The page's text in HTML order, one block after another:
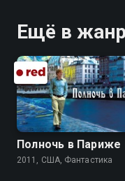
Ещё в
Полночь в Париже
2011, США, Фантастика